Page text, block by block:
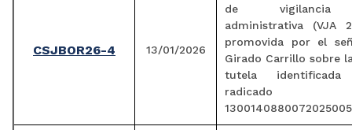
CSJBOR26-4 13/01/2026
de vigilancia
administrativa (VJA
promovida por el
Girado Carrillo sobre
tutela
radicado